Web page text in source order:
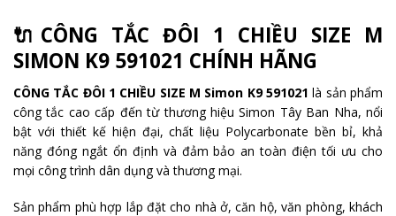
🔌CÔNG TẮC ĐÔI 1 CHIỀU SIZE M
SIMON K9 591021 CHÍNH HÃNG
CÔNG TẮC ĐÔI 1 CHIỀU SIZE M Simon K9 591021 là sản phẩm
công tắc cao cấp đến từ thương hiệu Simon Tây Ban Nha, nổi
bật với thiết kế hiện đại, chất liệu Polycarbonate bền bỉ, khả
năng đóng ngắt ổn định và đảm bảo an toàn điện tối ưu cho
mọi công trình dân dụng và thương mại.
Sản phẩm phù hợp lắp đặt cho nhà ở, căn hộ, văn phòng, khách